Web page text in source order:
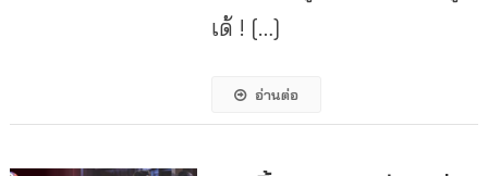
เด้ ! […]
อ่านต่อ